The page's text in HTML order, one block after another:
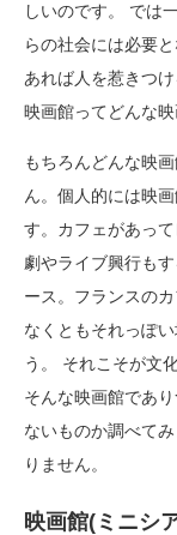
しいのです。 では
らの社会には必要
あれば人を惹きつ
映画館ってどんな
もちろんどんな映
ん。個人的には映
す。カフェがあっ
劇やライブ興行も
ース。フランスの
なくともそれっぽ
う。 それこそが文
そんな映画館であ
ないものか調べて
りません。
映画館(ミニシ